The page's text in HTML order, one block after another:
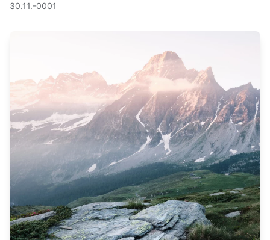
30.11.-0001